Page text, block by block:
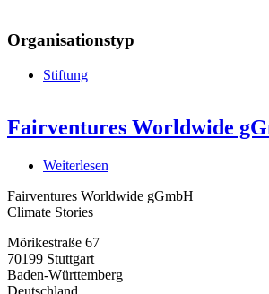
Organisationstyp
Stiftung
Fairventures Worldwide
Weiterlesen
Worldwide
Fairventures Worldwide gGmbH
Climate Stories
Mörikestraße 67
70199 Stuttgart
Baden-Württemberg
Deutschland